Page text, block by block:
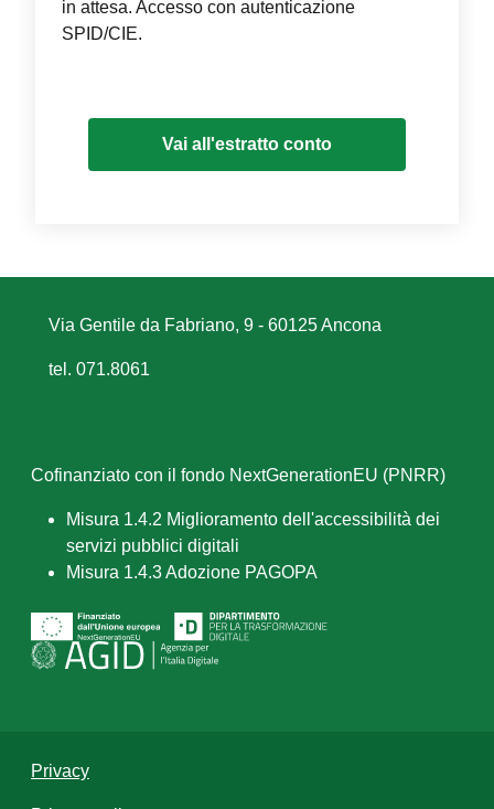
in attesa. Accesso con autenticazione
SPID/CIE.
Vai all'estratto conto
Via Gentile da Fabriano, 9 - 60125 Ancona
tel. 071.8061
Cofinanziato con il fondo NextGenerationEU (PNRR)
Misura 1.4.2 Miglioramento dell'accessibilità dei
servizi pubblici digitali
Misura 1.4.3 Adozione PAGOPA
Privacy